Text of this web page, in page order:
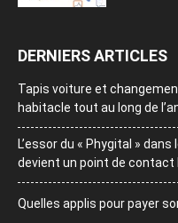
DERNIERS ARTICLES
Tapis voiture et
habitacle tout au long de
L’essor du « Phygital »
devient un point de contact
Quelles applis pour payer